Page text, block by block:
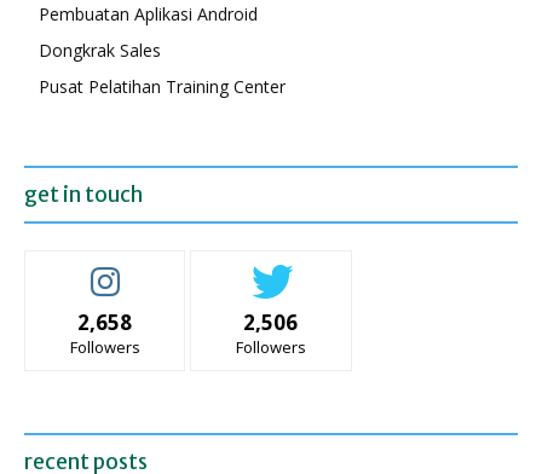
Pembuatan Aplikasi Android
Dongkrak Sales
Pusat Pelatihan Training Center
get in touch
2,658
Followers
2,506
Followers
recent posts